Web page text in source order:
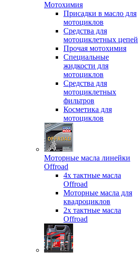
Мотохимия
Присадки в масло для
мотоциклов
Средства для
мотоциклетных цепей
Прочая мотохимия
Специальные
жидкости для
мотоциклов
Средства для
мотоциклетных
фильтров
Косметика для
мотоциклов
Моторные масла линейки
Offroad
4х тактные масла
Offroad
Моторные масла для
квадроциклов
2х тактные масла
Offroad